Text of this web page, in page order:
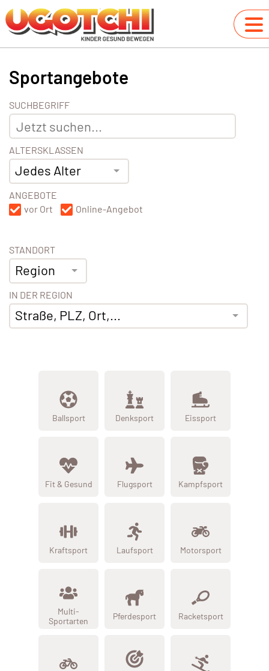
Sportangebote
SUCHBEGRIFF
ALTERSKLASSEN
Jedes Alter
ANGEBOTE
vor Ort
Online-Angebot
STANDORT
Region
IN DER REGION
Straße, PLZ, Ort,...
Ballsport Denksport Eissport
Fit & Gesund Flugsport Kampfsport
Kraftsport Laufsport Motorsport
Multi-
Sportarten
Pferdesport Racketsport